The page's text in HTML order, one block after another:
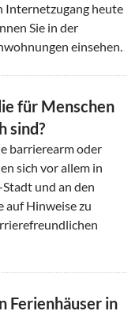
Internetzugang heute
Sie in der
einsehen.
für Menschen
sind?
barrierearm oder
sich vor allem in
und an den
auf Hinweise zu
Ferienhäuser in